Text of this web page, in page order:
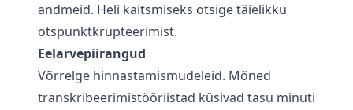
andmeid. Heli kaitsmiseks otsige täielikku
otspunktkrüpteerimist.
Eelarvepiirangud
Võrrelge hinnastamismudeleid. Mõned
transkribeerimistööriistad küsivad tasu minuti